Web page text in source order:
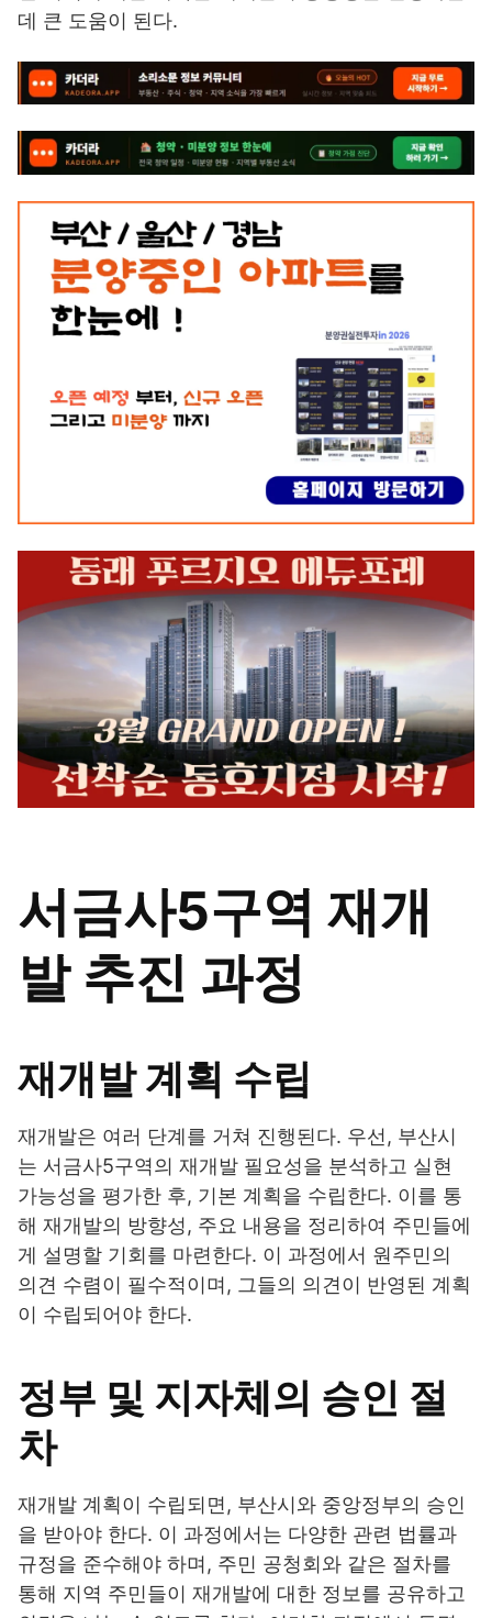
데 큰 도움이 된다.
서금사5구역 재개
발 추진 과정
재개발 계획 수립
재개발은 여러 단계를 거쳐 진행된다. 우선, 부산시
는 서금사5구역의 재개발 필요성을 분석하고 실현
가능성을 평가한 후, 기본 계획을 수립한다. 이를 통
해 재개발의 방향성, 주요 내용을 정리하여 주민들에
게 설명할 기회를 마련한다. 이 과정에서 원주민의
의견 수렴이 필수적이며, 그들의 의견이 반영된 계획
이 수립되어야 한다.
정부 및 지자체의 승인 절
차
재개발 계획이 수립되면, 부산시와 중앙정부의 승인
을 받아야 한다. 이 과정에서는 다양한 관련 법률과
규정을 준수해야 하며, 주민 공청회와 같은 절차를
통해 지역 주민들이 재개발에 대한 정보를 공유하고